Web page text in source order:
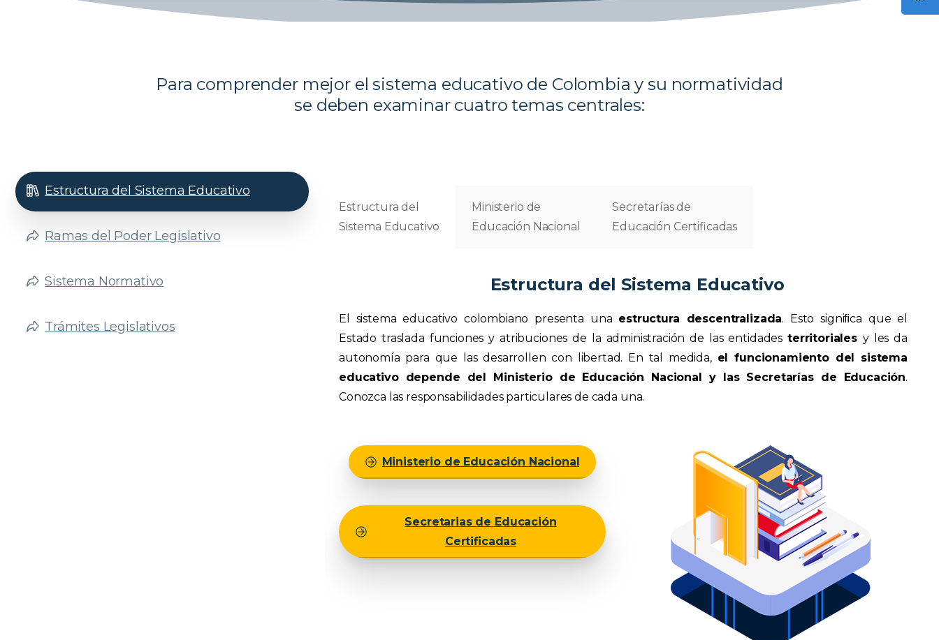
Para comprender mejor el sistema educativo de Colombia y su normatividad
se deben examinar cuatro temas centrales:
Estructura del Sistema Educativo
Ramas del Poder Legislativo
Sistema Normativo
Trámites Legislativos
Estructura del
Sistema Educativo
Ministerio de
Educación Nacional
Secretarías de
Educación Certificadas
Estructura del Sistema Educativo
El sistema educativo colombiano presenta una estructura descentralizada. Esto signiﬁca que el
Estado traslada funciones y atribuciones de la administración de las entidadesterritoriales y les da
autonomía para que las desarrollen con libertad. En tal medida, el funcionamiento del sistema
educativo depende del Ministerio de Educación Nacional y las Secretarías de Educación.
Conozca las responsabilidades particulares de cada una.
Ministerio de Educación Nacional
Secretarias de Educación
Certificadas